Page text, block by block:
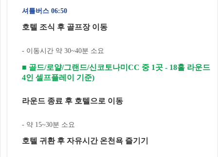
셔틀버스 06:50
호텔 조식 후 골프장 이동
- 이동시간 약 30~40분 소요
■ 골드/로얄/그랜드/신코토나미CC 중 1곳 - 18홀 라운드
4인 셀프플레이 기준)
라운드 종료 후 호텔으로 이동
- 약 15~30분 소요
호텔 귀환 후 자유시간 온천욕 즐기기